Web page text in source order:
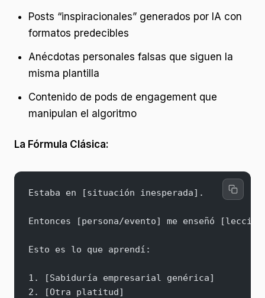
Posts “inspiracionales” generados por IA con
formatos predecibles
Anécdotas personales falsas que siguen la
misma plantilla
Contenido de pods de engagement que
manipulan el algoritmo
La Fórmula Clásica:
Estaba en [situación inesperada].
Entonces [persona/evento] me enseñó
Esto es lo que aprendí:
1. [Sabiduría empresarial genérica]
2. [Otra platitud]